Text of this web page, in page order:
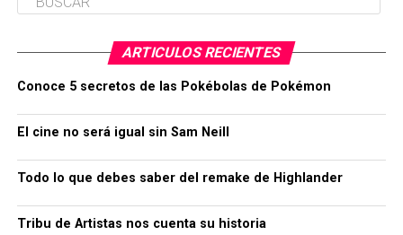
ARTICULOS RECIENTES
Conoce 5 secretos de las Pokébolas de Pokémon
El cine no será igual sin Sam Neill
Todo lo que debes saber del remake de Highlander
Tribu de Artistas nos cuenta su historia